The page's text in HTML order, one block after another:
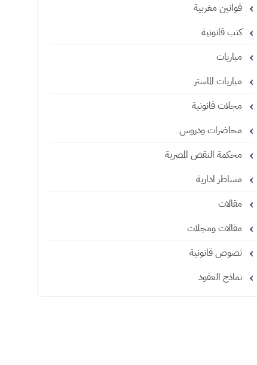
قوانين مغربية
كتب قانونية
مباريات
مباريات الماستر
مجلات قانونية
محاضرات ودروس
محكمة النقض المصرية
مساطر ادارية
مقالات
مقالات ومجلات
نصوص قانونية
نماذج العقود